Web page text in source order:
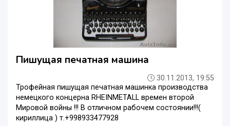
Пишущая печатная машина
30.11.2013, 19:55
Трофейная пишущая печатная машинка производства
немецкого концерна RHEINMETALL времен второй
Мировой войны !!! В отличном рабочем состоянии!!!(
кириллица ) т.+998933477928